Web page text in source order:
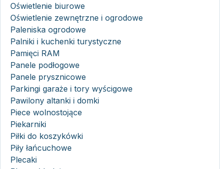
Oświetlenie biurowe
Oświetlenie zewnętrzne i ogrodowe
Paleniska ogrodowe
Palniki i kuchenki turystyczne
Pamięci RAM
Panele podłogowe
Panele prysznicowe
Parkingi garaże i tory wyścigowe
Pawilony altanki i domki
Piece wolnostojące
Piekarniki
Piłki do koszykówki
Piły łańcuchowe
Plecaki